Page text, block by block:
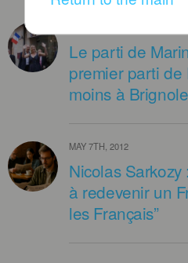
Le parti de
premier parti
moins à
MAY 7TH, 2012
Nicolas Sarkozy
à redevenir un
les Français”